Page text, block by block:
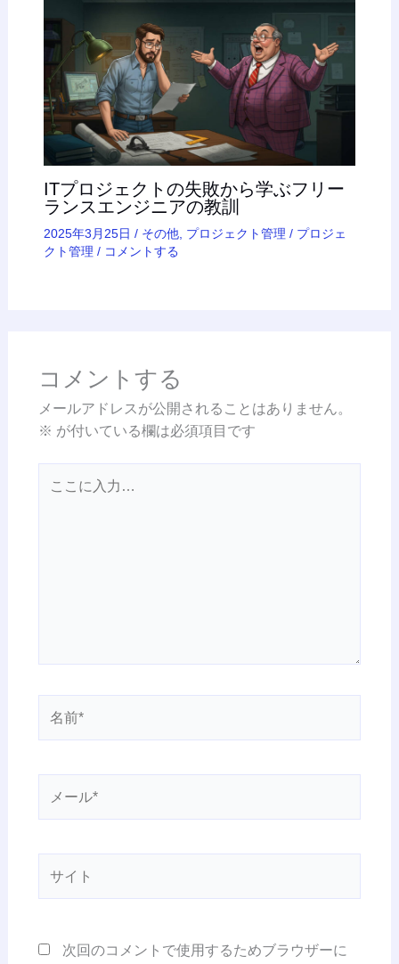
ITプロジェクトの失敗から学ぶフリー
ランスエンジニアの教訓
2025年3月25日 / その他, プロジェクト管理 / プロジェ
クト管理 / コメントする
コメントする
メールアドレスが公開されることはありません。
※ が付いている欄は必須項目です
*
次回のコメントで使用するためブラウザーに